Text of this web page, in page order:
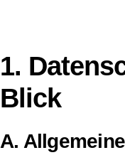
1.
Blick
A.